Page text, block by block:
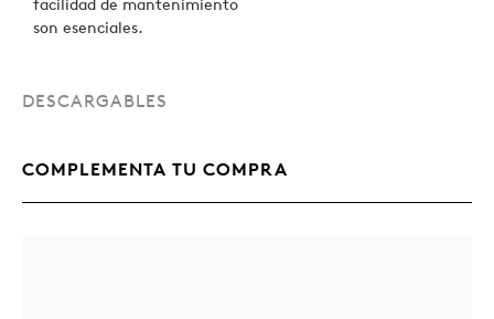
DESCARGABLES
facilidad de mantenimiento
son esenciales.
COMPLEMENTA TU COMPRA